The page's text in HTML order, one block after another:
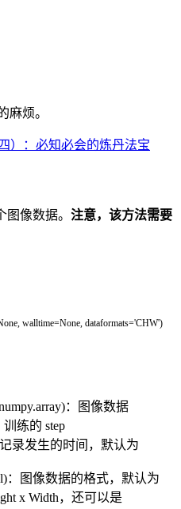
麻烦。
图像数据。 注意，该方法需要
, walltime=None, dataformats='CHW')
：图像数据
训练的 step
录发生的时间，默认为
：图像数据的格式，默认为
x Width，还可以是